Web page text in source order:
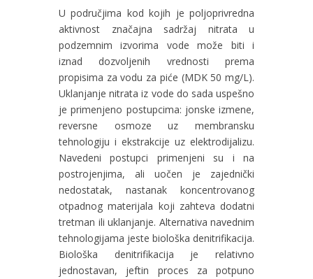
U područjima kod kojih je poljoprivredna
aktivnost značajna sadržaj nitrata u
podzemnim izvorima vode može biti i
iznad dozvoljenih vrednosti prema
propisima za vodu za piće (MDK 50 mg/L).
Uklanjanje nitrata iz vode do sada uspešno
je primenjeno postupcima: jonske izmene,
reversne osmoze uz membransku
tehnologiju i ekstrakcije uz elektrodijalizu.
Navedeni postupci primenjeni su i na
postrojenjima, ali uočen je zajednički
nedostatak, nastanak koncentrovanog
otpadnog materijala koji zahteva dodatni
tretman ili uklanjanje. Alternativa navednim
tehnologijama jeste biološka denitrifikacija.
Biološka denitrifikacija je relativno
jednostavan, jeftin proces za potpuno